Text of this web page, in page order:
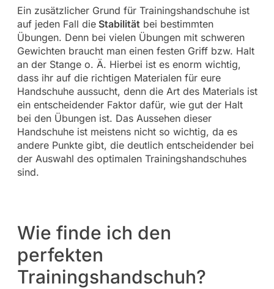
Ein zusätzlicher Grund für Trainingshandschuhe ist
auf jeden Fall dieStabilitätbei bestimmten
Übungen. Denn bei vielen Übungen mit schweren
Gewichten braucht man einen festen Griff bzw. Halt
an der Stange o. Ä. Hierbei ist es enorm wichtig,
dass ihr auf die richtigen Materialen für eure
Handschuhe aussucht, denn die Art des Materials ist
ein entscheidender Faktor dafür, wie gut der Halt
bei den Übungen ist. Das Aussehen dieser
Handschuhe ist meistens nicht so wichtig, da es
andere Punkte gibt, die deutlich entscheidender bei
der Auswahl des optimalen Trainingshandschuhes
sind.
Wie finde ich den
perfekten
Trainingshandschuh?